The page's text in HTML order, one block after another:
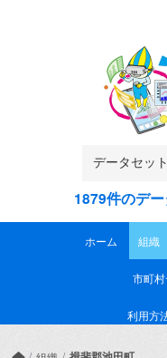
1879件のデ
ホーム 組織
市町
利用方